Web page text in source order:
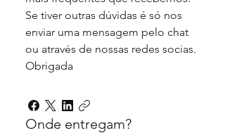
Se tiver outras dúvidas é só nos
enviar uma mensagem pelo chat
ou através de nossas redes socias.
Obrigada
Onde entregam?